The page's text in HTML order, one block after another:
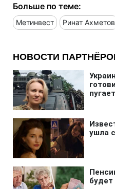
Больше по теме:
Метинвест Ринат Ахметов